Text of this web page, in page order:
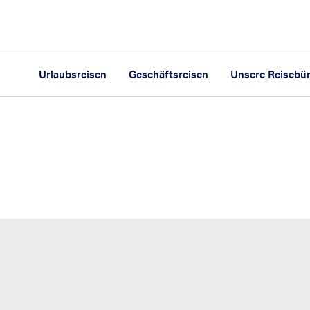
Urlaubsreisen Geschäftsreisen Unsere